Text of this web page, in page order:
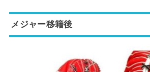
メジャー移籍後